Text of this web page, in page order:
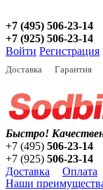
+7 (495) 506-23-14
+7 (925) 506-23-14
Войти Регистрация
Доставка Гарантия
Быстро!
+7 (495) 506-23-14
+7 (925) 506-23-14
Доставка
Оплата
Наши